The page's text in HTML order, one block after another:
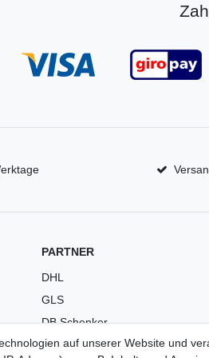
PARTNER
DHL
GLS
DB Schenker
PaketPLUS
auf unserer Website und